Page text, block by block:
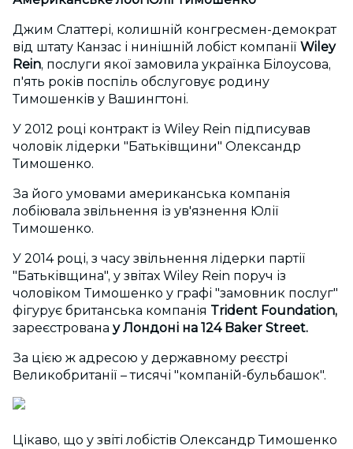
Джим Слаттері, колишній конгресмен-демократ
від штату Канзас і нинішній лобіст компанії Wiley
Rein, послуги якої замовила українка Білоусова,
п'ять років поспіль обслуговує родину
Тимошенків у Вашингтоні.
У 2012 році контракт із Wiley Rein підписував
чоловік лідерки "Батьківщини" Олександр
Тимошенко.
За його умовами американська компанія
лобіювала звільнення із ув'язнення Юлії
Тимошенко.
У 2014 році, з часу звільнення лідерки партії
"Батьківщина", у звітах Wiley Rein поруч із
чоловіком Тимошенко у графі "замовник послуг"
фігурує британська компанія Trident Foundation,
зареєстрована у Лондоні на 124 Baker Street.
За цією ж адресою у державному реєстрі
Великобританії – тисячі "компаній-бульбашок".
Цікаво, що у звіті лобістів Олександр Тимошенко